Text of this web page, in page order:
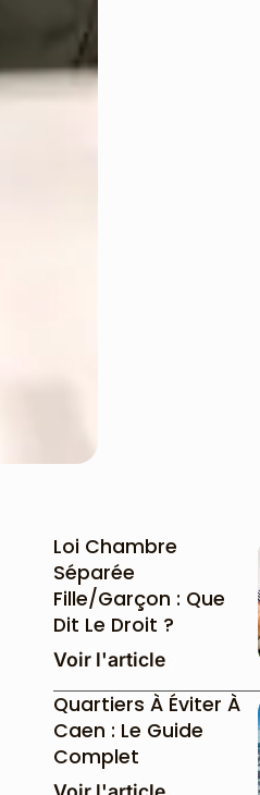
Loi Chambre
Séparée
Fille/garçon : Que
Dit Le Droit ?
Voir l'article
Quartiers À Éviter À
Caen : Le Guide
Complet